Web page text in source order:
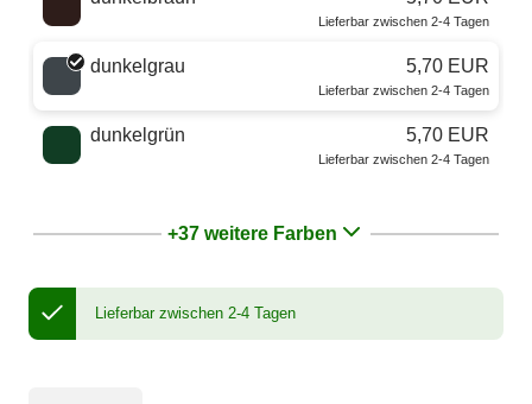
Lieferbar zwischen 2-4 Tagen
dunkelgrau 5,70 EUR
Lieferbar zwischen 2-4 Tagen
dunkelgrün 5,70 EUR
Lieferbar zwischen 2-4 Tagen
+37 weitere Farben
Lieferbar zwischen 2-4 Tagen